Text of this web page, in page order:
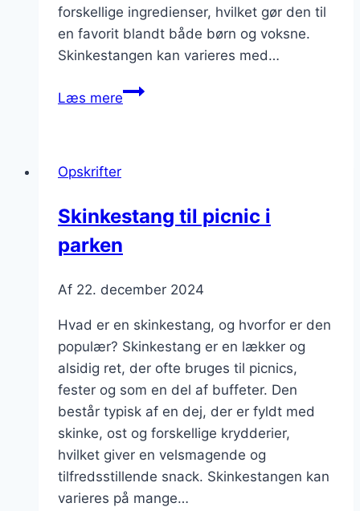
forskellige ingredienser, hvilket gør den til
en favorit blandt både børn og voksne.
Skinkestangen kan varieres med…
Læs mereSkinkestang
Opskrifter
Skinkestang til picnic i
parken
Af 22. december 2024
Hvad er en skinkestang, og hvorfor er den
populær? Skinkestang er en lækker og
alsidig ret, der ofte bruges til picnics,
fester og som en del af buffeter. Den
består typisk af en dej, der er fyldt med
skinke, ost og forskellige krydderier,
hvilket giver en velsmagende og
tilfredsstillende snack. Skinkestangen kan
varieres på mange…